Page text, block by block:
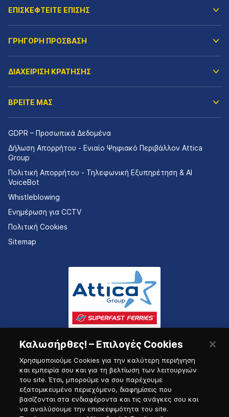
ΕΠΙΣΚΕΦΤΕΙΤΕ ΕΠΙΣΗΣ
ΓΡΗΓΟΡΗ ΠΡΟΣΒΑΣΗ
ΔΙΑΧΕΙΡΙΣΗ ΚΡΑΤΗΣΗΣ
ΒΡΕΙΤΕ ΜΑΣ
GDPR – Προσωπικά Δεδομένα
Δήλωση Απορρήτου - Ενιαίο Ψηφιακό Περιβάλλον Attica
Group
Πολιτική Απορρήτου - Τηλεφωνική Εξυπηρέτηση & AI
VoiceBot
Whistleblowing
Ενημέρωση για CCTV
Πολιτική Cookies
Sitemap
Πύλη Ναυτικού
Καλωσήρθες! – Επιλογές Cookies
Χρησιμοποιούμε Cookies για την καλύτερη περιήγηση
και εμπειρία σου και για τη βελτίωση των λειτουργιών
του site. Έτσι, μπορούμε να σου παρέχουμε
εξατομικευμένο περιεχόμενο, διαφημίσεις που
βασίζονται στα ενδιαφέροντα και τις ανάγκες σου και
να αναλύσουμε την επισκεψιμότητα του site.